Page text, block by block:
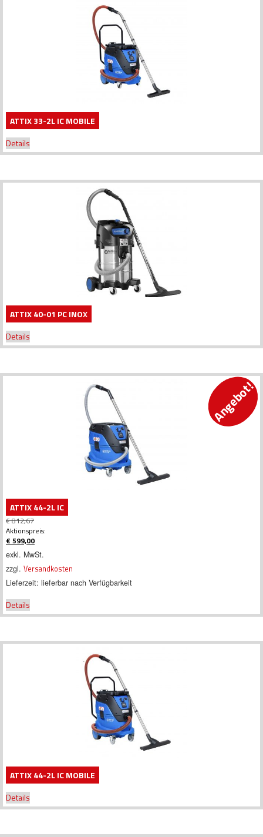
ATTIX 33-2L IC MOBILE
Details
ATTIX 40-01 PC INOX
Details
Angebot!
ATTIX 44-2L IC
€812,67
Ursprünglicher
Preis
war:
€ 812,67
Aktionspreis:
€ 599,00
Aktueller
Preis
ist:
€ 599,00.
exkl. MwSt.
zzgl. Versandkosten
Lieferzeit: lieferbar nach Verfügbarkeit
Details
ATTIX 44-2L IC MOBILE
Details